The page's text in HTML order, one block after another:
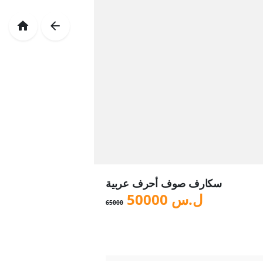
سكارف صوف أحرف عربية
ل.س 50000
65000